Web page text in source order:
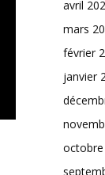
avril
mars
février
janvier